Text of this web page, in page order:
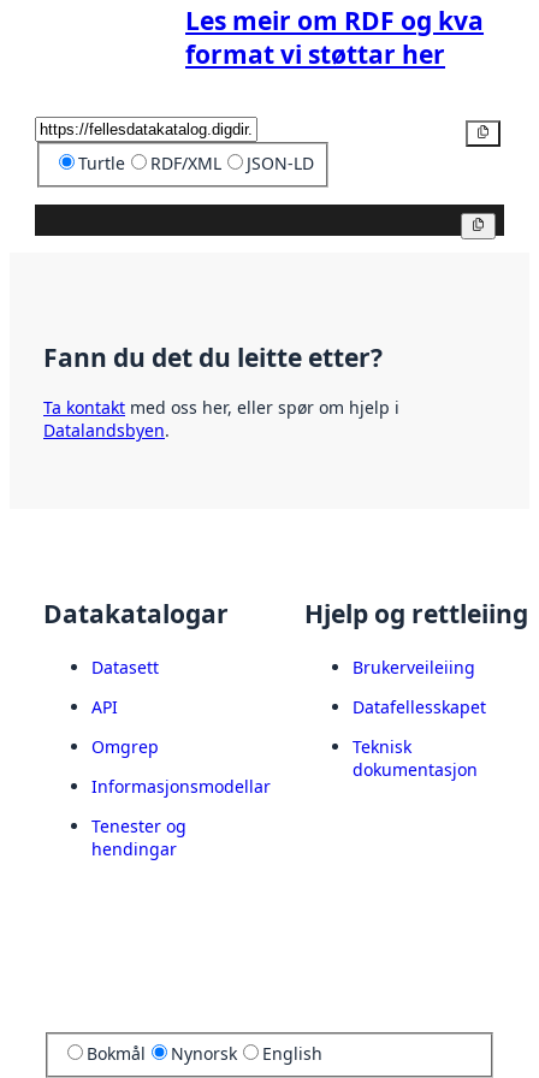
Les meir om RDF og kva
format vi støttar her
Turtle RDF/XML JSON-LD
Fann du det du leitte etter?
Ta kontakt med oss her, eller spør om hjelp i
Datalandsbyen.
Datakatalogar
Datasett
API
Omgrep
Informasjonsmodellar
Tenester og
hendingar
Hjelp og rettleiing
Brukerveileiing
Datafellesskapet
Teknisk
dokumentasjon
Bokmål Nynorsk English